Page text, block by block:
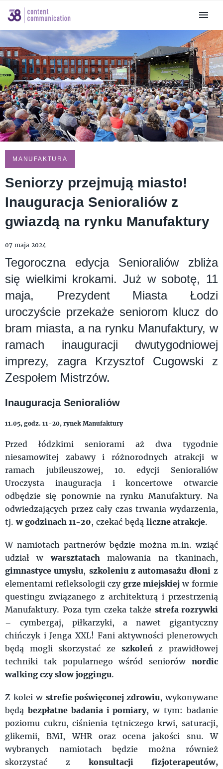
MANUFAKTURA
Seniorzy przejmują miasto!
Inauguracja Senioraliów z
gwiazdą na rynku Manufaktury
07 maja 2024
Tegoroczna edycja Senioraliów zbliża
się wielkimi krokami. Już w sobotę, 11
maja, Prezydent Miasta Łodzi
uroczyście przekaże seniorom klucz do
bram miasta, a na rynku Manufaktury, w
ramach inauguracji dwutygodniowej
imprezy, zagra Krzysztof Cugowski z
Zespołem Mistrzów.
Inauguracja Senioraliów
11.05, godz. 11-20, rynek Manufaktury
Przed łódzkimi seniorami aż dwa tygodnie
niesamowitej zabawy i różnorodnych atrakcji w
ramach jubileuszowej, 10. edycji Senioraliów
Uroczysta inauguracja i koncertowe otwarcie
odbędzie się ponownie na rynku Manufaktury. Na
odwiedzających przez cały czas trwania wydarzenia,
tj.w godzinach 11-20, czekać będą liczne atrakcje.
W namiotach partnerów będzie można m.in. wziąć
udział wwarsztatach malowania na tkaninach,
gimnastyce umysłu, szkoleniu z automasażu dłoni z
elementami refleksologii czygrze miejskiej w formie
questingu związanego z architekturą i przestrzenią
Manufaktury. Poza tym czeka także strefa rozrywki
– cymbergaj, piłkarzyki, a nawet gigantyczny
chińczyk i Jenga XXL! Fani aktywności plenerowych
będą mogli skorzystać ze szkoleńz prawidłowej
techniki tak popularnego wśród seniorów nordic
walking czy slow joggingu.
Z kolei w strefie poświęconej zdrowiu, wykonywane
będą bezpłatne badania i pomiary, w tym: badanie
poziomu cukru, ciśnienia tętniczego krwi, saturacji,
glikemii, BMI, WHR oraz ocena jakości snu. W
wybranych namiotach będzie można również
skorzystać z konsultacji fizjoterapeutów,